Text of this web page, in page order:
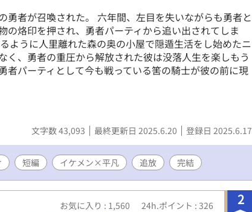
勇者が召喚された。 六年間、左目を失いながらも勇者と
の烙印を押され、勇者パーティから追い出されてしま
ように人里離れた森の奥の小屋で隠遁生活をし始めたニ
く、勇者の重圧から解放された彼は没落人生を楽しもう
者パーティとして今も戦っている筈の騎士が彼の前に現
文字数 43,093 最終更新日 2025.6.20 登録日 2025.6.17
短編 イケメン×平凡 追放 完結
2
お気に入り : 1,560 24h.ポイント : 326